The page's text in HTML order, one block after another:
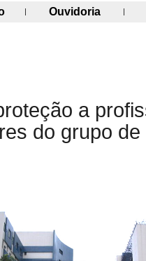
(abre painel de links)
Ouvidoria (abre
a área de transferência
a
do grupo de